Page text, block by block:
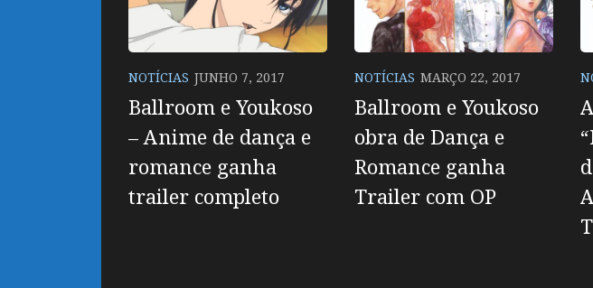
NOTÍCIAS JUNHO 7, 2017
Ballroom e Youkoso
– Anime de dança e
romance ganha
trailer completo
NOTÍCIAS MARÇO 22, 2017
Ballroom e Youkoso
obra de Dança e
Romance ganha
Trailer com OP